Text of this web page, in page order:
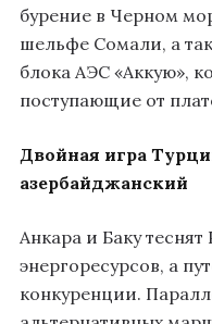
бурение в Черном
шельфе Сомали, а
блока АЭС «Аккую»,
поступающие от
Двойная игра
азербайджанский
Анкара и Баку
энергоресурсов, а
конкуренции.